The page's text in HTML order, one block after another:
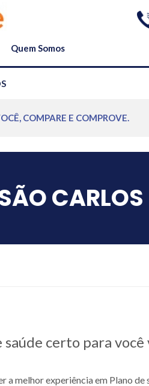
Quem Somos
COMPARE E COMPROVE.
CARLOS
saúde certo para você
melhor experiência em Plano de